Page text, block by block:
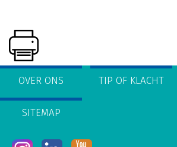
OVER ONS TIP OF KLACHT
SITEMAP